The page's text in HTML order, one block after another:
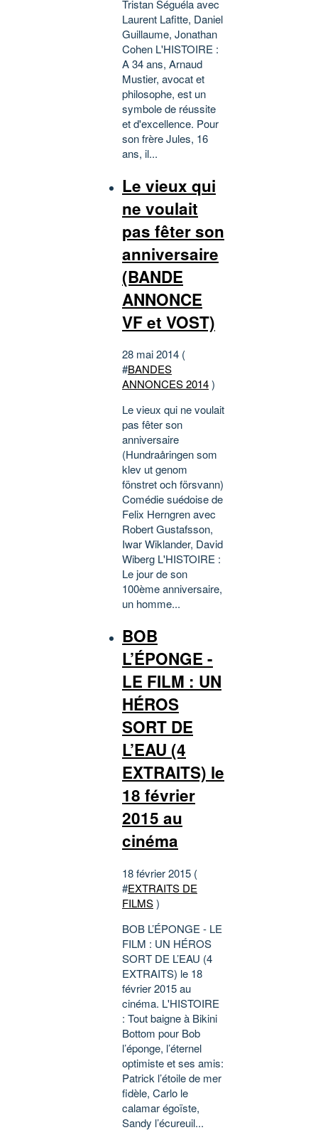
Tristan Séguéla avec
Laurent Lafitte, Daniel
Guillaume, Jonathan
Cohen L'HISTOIRE :
A 34 ans, Arnaud
Mustier, avocat et
philosophe, est un
symbole de réussite
et d'excellence. Pour
son frère Jules, 16
ans, il...
Le vieux qui
ne voulait
pas fêter son
anniversaire
(BANDE
ANNONCE
VF et VOST)
28 mai 2014 (
#BANDES
ANNONCES 2014)
Le vieux qui ne voulait
pas fêter son
anniversaire
(Hundraåringen som
klev ut genom
fönstret och försvann)
Comédie suédoise de
Felix Herngren avec
Robert Gustafsson,
Iwar Wiklander, David
Wiberg L'HISTOIRE :
Le jour de son
100ème anniversaire,
un homme...
BOB
L’ÉPONGE -
LE FILM : UN
HÉROS
SORT DE
L’EAU (4
EXTRAITS) le
18 février
2015 au
cinéma
18 février 2015 (
#EXTRAITS DE
FILMS)
BOB L’ÉPONGE - LE
FILM : UN HÉROS
SORT DE L’EAU (4
EXTRAITS) le 18
février 2015 au
cinéma. L'HISTOIRE
: Tout baigne à Bikini
Bottom pour Bob
l’éponge, l’éternel
optimiste et ses amis:
Patrick l’étoile de mer
fidèle, Carlo le
calamar égoïste,
Sandy l’écureuil...